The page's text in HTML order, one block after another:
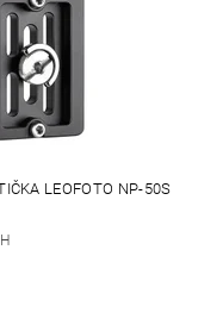
LEOFOTO NP-50S